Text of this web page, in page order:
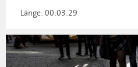
Länge: 00:03:29